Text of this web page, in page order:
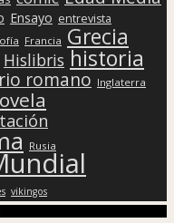
Ensayo entrevista
Francia Grecia
Hislibris historia
romano Inglaterra
Rusia
vikingos